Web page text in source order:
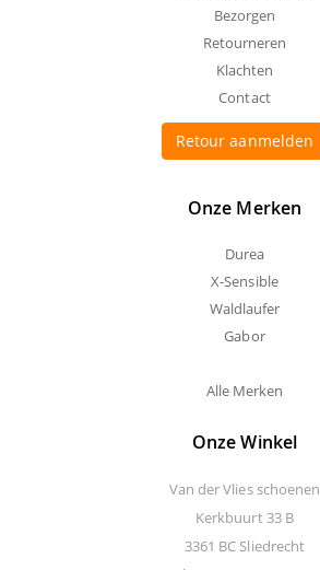
Bezorgen
Retourneren
Klachten
Contact
Retour aanmelden
Onze Merken
Durea
X-Sensible
Waldlaufer
Gabor
Alle Merken
Onze Winkel
Van der Vlies schoenen
Kerkbuurt 33 B
3361 BC Sliedrecht